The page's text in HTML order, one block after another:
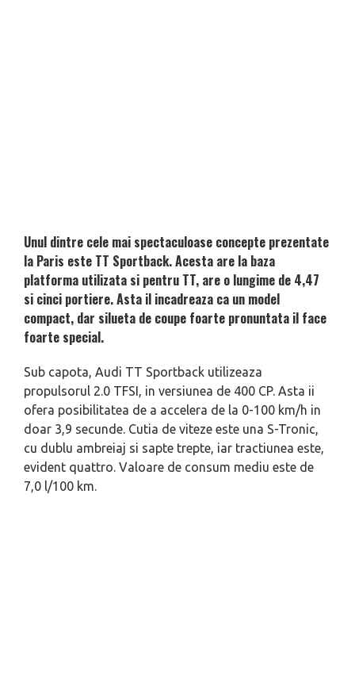
Unul dintre cele mai spectaculoase concepte prezentate
la Paris este TT Sportback. Acesta are la baza
platforma utilizata si pentru TT, are o lungime de 4,47
si cinci portiere. Asta il incadreaza ca un model
compact, dar silueta de coupe foarte pronuntata il face
foarte special.
Sub capota, Audi TT Sportback utilizeaza
propulsorul 2.0 TFSI, in versiunea de 400 CP. Asta ii
ofera posibilitatea de a accelera de la 0-100 km/h in
doar 3,9 secunde. Cutia de viteze este una S-Tronic,
cu dublu ambreiaj si sapte trepte, iar tractiunea este,
evident quattro. Valoare de consum mediu este de
7,0 l/100 km.